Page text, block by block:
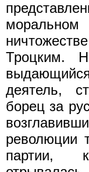
Троцким.
деятель,
борец за
революции
партии,